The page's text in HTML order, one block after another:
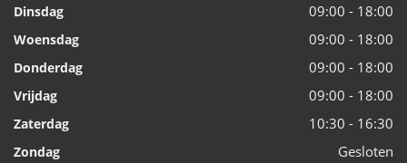
Dinsdag 09:00 - 18:00
Woensdag 09:00 - 18:00
Donderdag 09:00 - 18:00
Vrijdag 09:00 - 18:00
Zaterdag 10:30 - 16:30
Zondag Gesloten